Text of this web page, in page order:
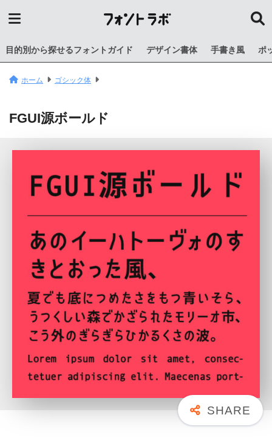
目的別から探せるフォントガイド デザイン書体 手書き風 ポ
ホーム ゴシック体
FGUI源ボールド